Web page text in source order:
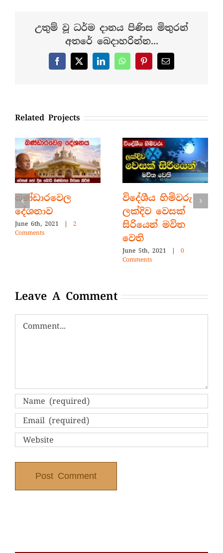
උතුම් වූ ධර්ම දානය පිණිස මිතුරන්
අතරේ බෙදාහරින්න...
Facebook
X LinkedInWhatsAppPinterestEmail
Related Projects
බණ්ඩාරවෙල
දේශනාව
June 6th, 2021 |
2
Comments
විදේශීය හිමිවරු
ලක්දිව වෙසක්
සිරියෙන් මවිත
වෙති
June 5th, 2021 |
0
Comments
Leave A Comment
Comment